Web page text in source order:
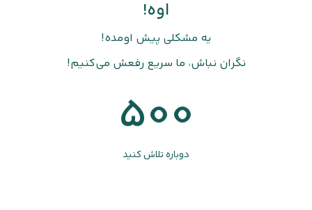
اوه!
یه مشکلی پیش اومده!
نگران نباش، ما سریع رفعش می‌کنیم!
500
دوباره تلاش کنید